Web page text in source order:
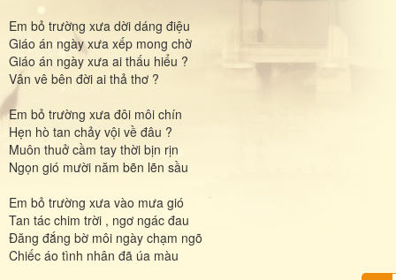
Em bỏ trường xưa dời dáng điệu
Giáo án ngày xưa xếp mong chờ
Giáo án ngày xưa ai thấu hiểu ?
Vân vê bên đời ai thả thơ ?
Em bỏ trường xưa đôi môi chín
Hẹn hò tan chảy vội về đâu ?
Muôn thuở cầm tay thời bịn rịn
Ngọn gió mười năm bẽn lẽn sầu
Em bỏ trường xưa vào mưa gió
Tan tác chim trời , ngơ ngác đau
Đăng đắng bờ môi ngày chạm ngõ
Chiếc áo tình nhân đã úa màu